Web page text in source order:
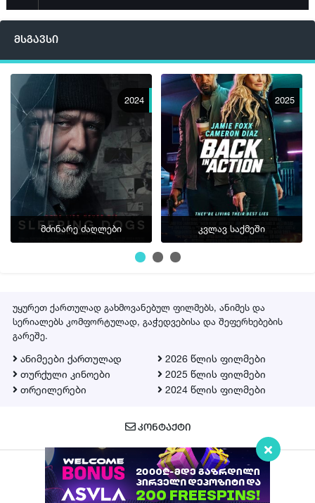
მსგავსი
2024
მძინარე ძაღლები
2025
კვლავ საქმეში
უყურეთ ქართულად გახმოვანებულ ფილმებს, ანიმეს და
სერიალებს კომფორტულად, გაჭედვებისა და შეფერხებების
გარეშე.
ანიმეები ქართულად
თურქული კინოები
თრეილერები
2026 წლის ფილმები
2025 წლის ფილმები
2024 წლის ფილმები
ᲙᲝᲜᲢᲐᲥᲢᲘ
Qartulad.in © 2026